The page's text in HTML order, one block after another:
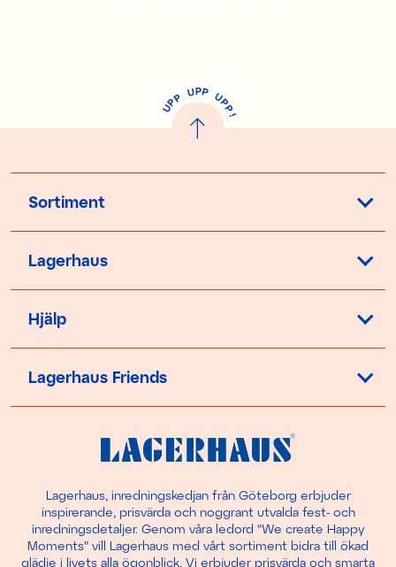
U
P
P UPP UP
P
!
Sortiment
Lagerhaus
Hjälp
Lagerhaus Friends
Lagerhaus, inredningskedjan från Göteborg erbjuder
inspirerande, prisvärda och noggrant utvalda fest- och
inredningsdetaljer. Genom våra ledord "We create Happy
Moments" vill Lagerhaus med vårt sortiment bidra till ökad
glädje i livets alla ögonblick. Vi erbjuder prisvärda och smarta